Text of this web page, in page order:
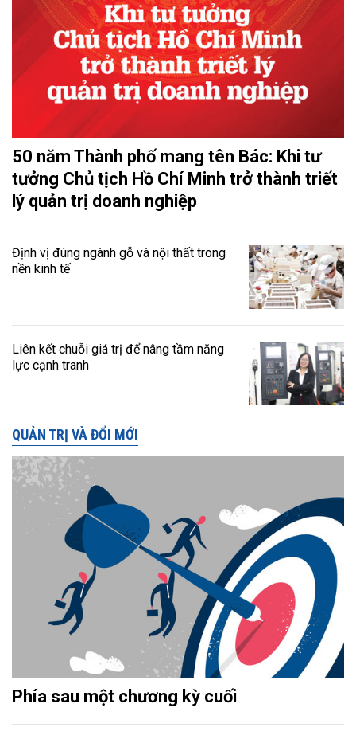
50 năm Thành phố mang tên Bác: Khi tư
tưởng Chủ tịch Hồ Chí Minh trở thành triết
lý quản trị doanh nghiệp
Định vị đúng ngành gỗ và nội thất trong
nền kinh tế
Liên kết chuỗi giá trị để nâng tầm năng
lực cạnh tranh
QUẢN TRỊ VÀ ĐỔI MỚI
Phía sau một chương kỳ cuối